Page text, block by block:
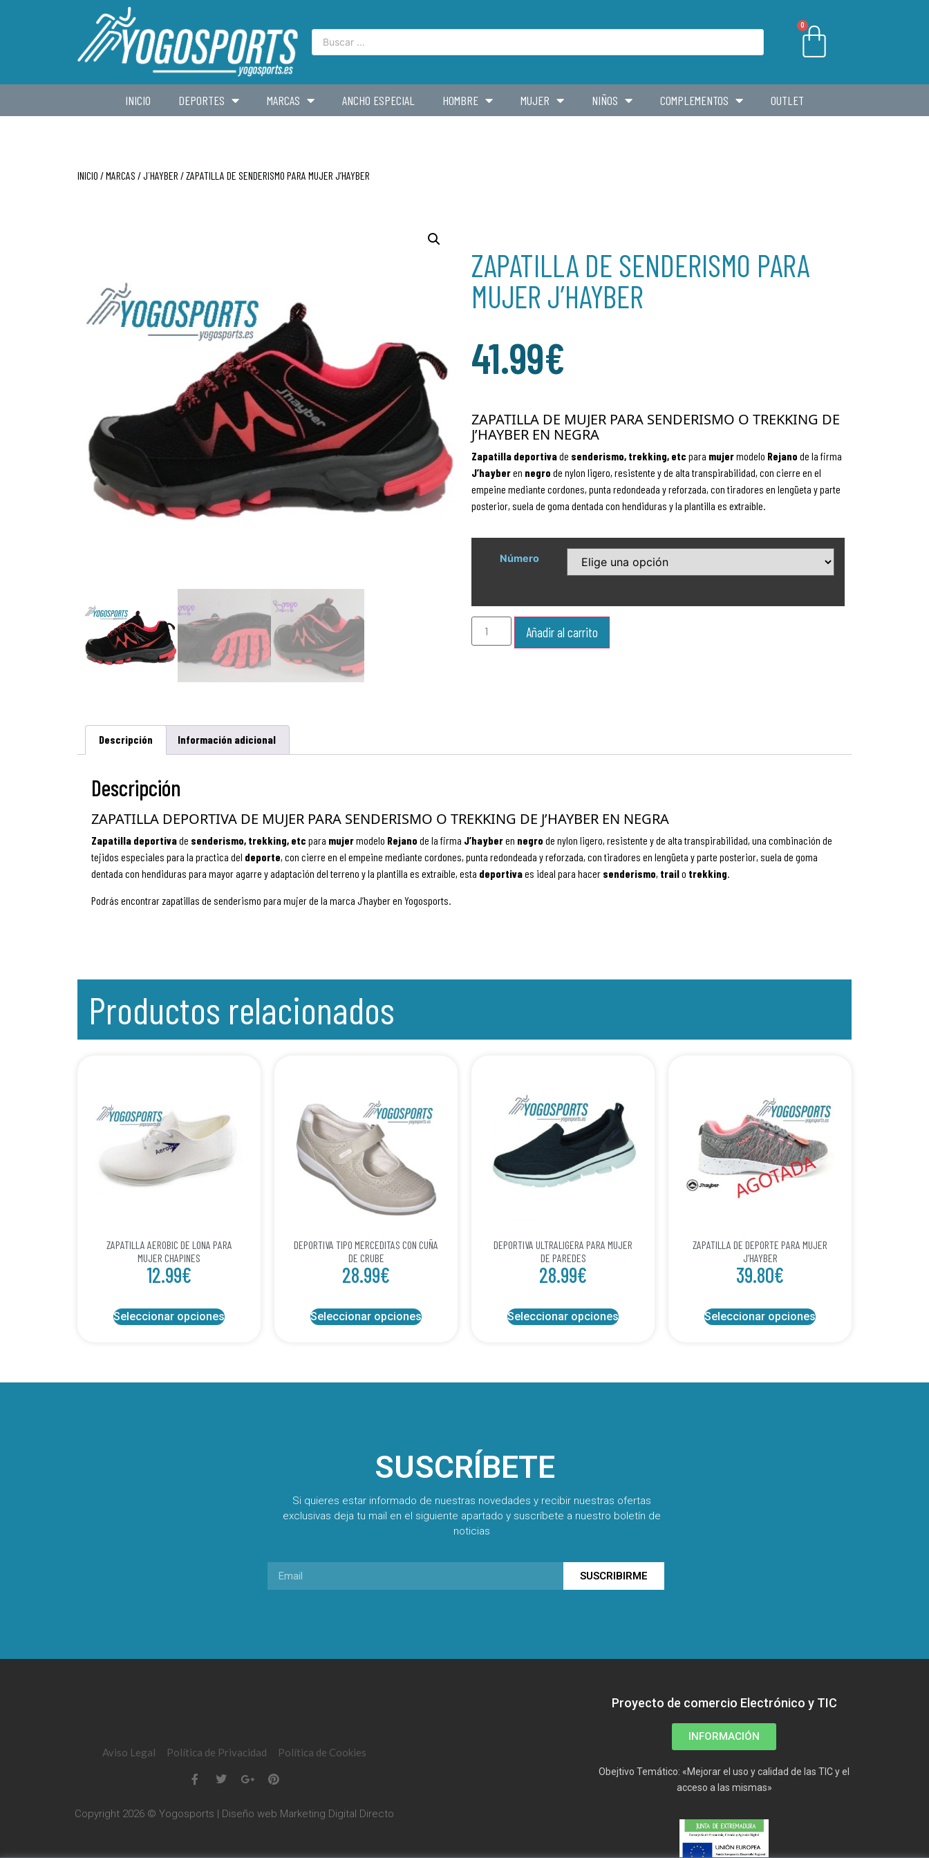
0
INICIO DEPORTES MARCAS ANCHO ESPECIAL HOMBRE MUJER NIÑOS COMPLEMENTOS OUTLET
INICIO /MARCAS /J´HAYBER / ZAPATILLA DE SENDERISMO PARA MUJER J’HAYBER
ZAPATILLA DE SENDERISMO PARA
MUJER J’HAYBER
41.99€
ZAPATILLA DE MUJER PARA SENDERISMO O TREKKING DE
J’HAYBER EN NEGRA
Zapatilla deportivade senderismo, trekking, etc para mujermodelo Rejano de la firma
J’hayberen negro de nylon ligero, resistente y de alta transpirabilidad, con cierre en el
empeine mediante cordones, punta redondeada y reforzada, con tiradores en lengüeta y parte
posterior, suela de goma dentada con hendiduras y la plantilla es extraíble.
Número
Añadir al carrito
Descripción Información adicional
Descripción
ZAPATILLA DEPORTIVA DE MUJER PARA SENDERISMO O TREKKING DE J’HAYBER EN NEGRA
Zapatilla deportivade senderismo, trekking, etc para mujermodelo Rejano de la firma J’hayberen negro de nylon ligero, resistente y de alta transpirabilidad, una combinación de
tejidos especiales para la practica del deporte, con cierre en el empeine mediante cordones, punta redondeada y reforzada, con tiradores en lengüeta y parte posterior, suela de goma
dentada con hendiduras para mayor agarre y adaptación del terreno y la plantilla es extraíble, esta deportivaes ideal para hacer senderismo, trailo trekking.
Podrás encontrar zapatillas de senderismo para mujer de la marca J’hayber en Yogosports.
Productos relacionados
ZAPATILLA AEROBIC DE LONA PARA
MUJER CHAPINES
12.99€
Seleccionar opciones
DEPORTIVA TIPO MERCEDITAS CON CUÑA
DE CRUBE
28.99€
Seleccionar opciones
DEPORTIVA ULTRALIGERA PARA MUJER
DE PAREDES
28.99€
Seleccionar opciones
ZAPATILLA DE DEPORTE PARA MUJER
J’HAYBER
39.80€
Seleccionar opciones
SUSCRÍBETE
Si quieres estar informado de nuestras novedades y recibir nuestras ofertas
exclusivas deja tu mail en el siguiente apartado y suscríbete a nuestro boletín de
noticias
SUSCRIBIRME
Aviso Legal Política de Privacidad Política de Cookies
Copyright 2026 © Yogosports | Diseño web Marketing Digital Directo
Proyecto de comercio Electrónico y TIC
INFORMACIÓN
Obejtivo Temático: «Mejorar el uso y calidad de las TIC y el
acceso a las mismas»